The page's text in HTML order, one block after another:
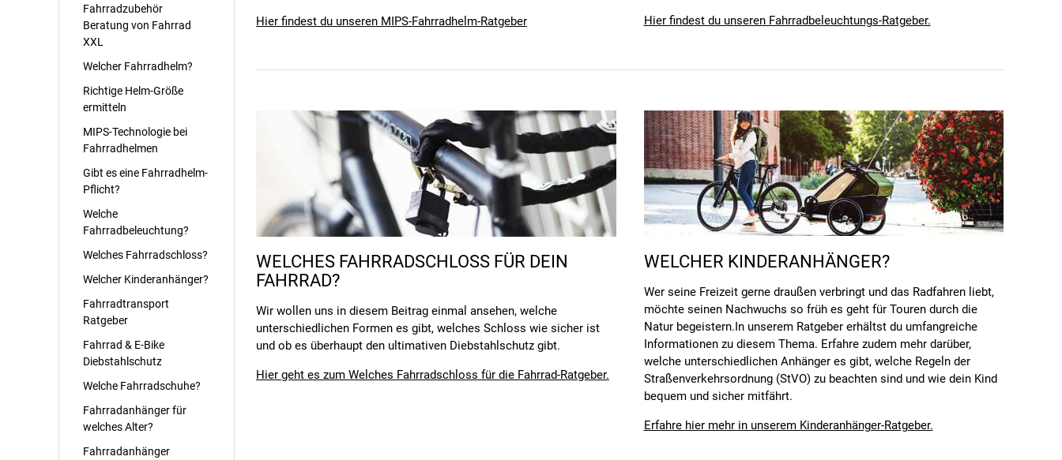
Fahrradzubehör
Beratung von Fahrrad
XXL
Welcher Fahrradhelm?
Richtige Helm-Größe
ermitteln
MIPS-Technologie bei
Fahrradhelmen
Gibt es eine Fahrradhelm-
Pflicht?
Welche
Fahrradbeleuchtung?
Welches Fahrradschloss?
Welcher Kinderanhänger?
Fahrradtransport
Ratgeber
Fahrrad & E-Bike
Diebstahlschutz
Welche Fahrradschuhe?
Fahrradanhänger für
welches Alter?
Fahrradanhänger
Hier findest du unseren MIPS-Fahrradhelm-Ratgeber Hier findest du unseren Fahrradbeleuchtungs-Ratgeber.
WELCHES FAHRRADSCHLOSS FÜR DEIN
FAHRRAD?
Wir wollen uns in diesem Beitrag einmal ansehen, welche
unterschiedlichen Formen es gibt, welches Schloss wie sicher ist
und ob es überhaupt den ultimativen Diebstahlschutz gibt.
Hier geht es zum Welches Fahrradschloss für die Fahrrad-Ratgeber.
WELCHER KINDERANHÄNGER?
Wer seine Freizeit gerne draußen verbringt und das Radfahren liebt,
möchte seinen Nachwuchs so früh es geht für Touren durch die
Natur begeistern.In unserem Ratgeber erhältst du umfangreiche
Informationen zu diesem Thema. Erfahre zudem mehr darüber,
welche unterschiedlichen Anhänger es gibt, welche Regeln der
Straßenverkehrsordnung (StVO) zu beachten sind und wie dein Kind
bequem und sicher mitfährt.
Erfahre hier mehr in unserem Kinderanhänger-Ratgeber.